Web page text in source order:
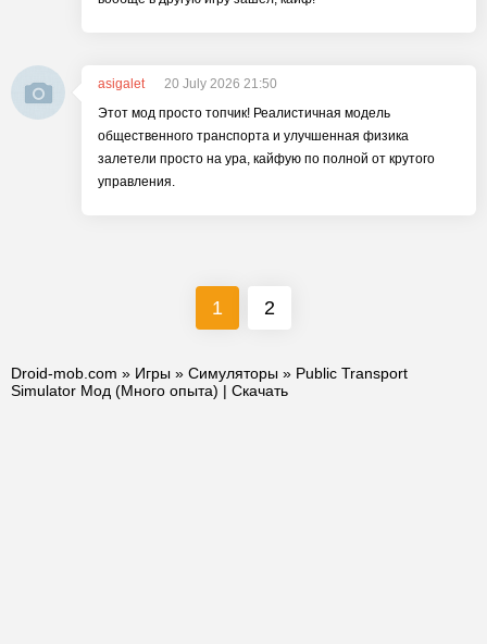
asigalet
20 July 2026 21:50
Этот мод просто топчик! Реалистичная модель
общественного транспорта и улучшенная физика
залетели просто на ура, кайфую по полной от крутого
управления.
1 2
Droid-mob.com » Игры » Симуляторы » Public Transport
Simulator Мод (Много опыта) | Скачать